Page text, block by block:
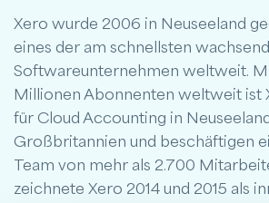
Xero wurde 2006 in Neuseeland
eines der am schnellsten
Softwareunternehmen weltweit.
Millionen Abonnenten weltweit ist
für Cloud Accounting in
Großbritannien und beschäftigen
Team von mehr als 2.700
zeichnete Xero 2014 und 2015 als